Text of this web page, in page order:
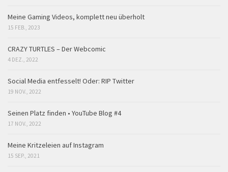
Meine Gaming Videos, komplett neu überholt
15 FEB., 2023
CRAZY TURTLES – Der Webcomic
4 DEZ., 2022
Social Media entfesselt! Oder: RIP Twitter
19 NOV., 2022
Seinen Platz finden • YouTube Blog #4
17 NOV., 2022
Meine Kritzeleien auf Instagram
15 SEP., 2021